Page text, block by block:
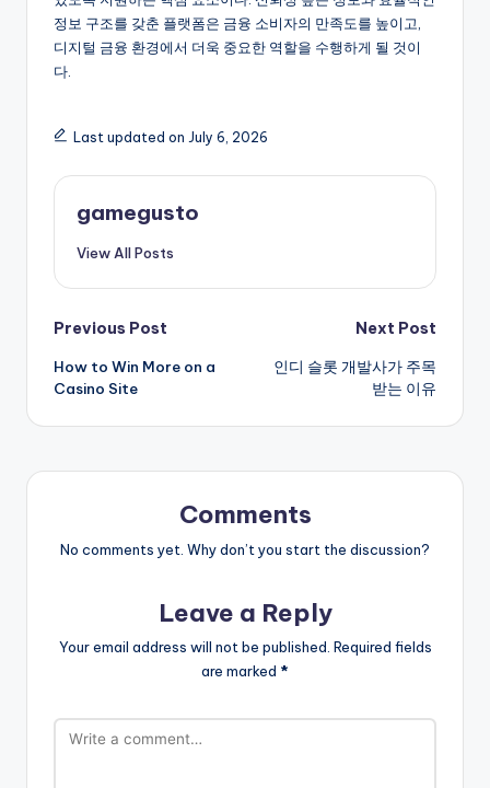
정보 구조를 갖춘 플랫폼은 금융 소비자의 만족도를 높이고,
디지털 금융 환경에서 더욱 중요한 역할을 수행하게 될 것이
다.
Last updated on July 6, 2026
gamegusto
View All Posts
Post
navigation
Previous Post
How to Win More on a
Casino Site
Next Post
인디 슬롯 개발사가 주목
받는 이유
Comments
No comments yet. Why don’t you start the discussion?
Leave a Reply
Your email address will not be published. Required fields
are marked *